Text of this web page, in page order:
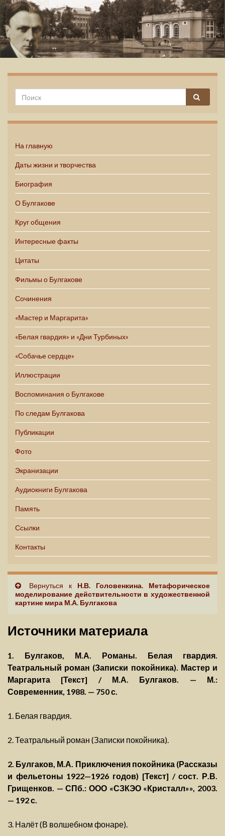
На главную
Даты жизни и творчества
Биография
О Булгакове
Круг общения
Интересные факты
Цитаты
Фильмы о Булгакове
Сочинения
«Мастер и Маргарита»
«Белая гвардия» и «Дни Турбиных»
«Собачье сердце»
Иллюстрации
Воспоминания о Булгакове
По следам Булгакова
Публикации
Фото
Экранизации
Аудиокниги Булгакова
Память
Ссылки
Контакты
Вернуться к Н.В. Головенкина. Метафорическое
моделирование действительности в художественной
картине мира М.А. Булгакова
Источники материала
1. Булгаков, М.А. Романы. Белая гвардия.
Театральный роман (Записки покойника). Мастер и
Маргарита [Текст] / М.А. Булгаков. — М.:
Современник, 1988. — 750 с.
1. Белая гвардия.
2. Театральный роман (Записки покойника).
2. Булгаков, М.А. Приключения покойника (Рассказы
и фельетоны 1922—1926 годов) [Текст] / сост. Р.В.
Грищенков. — СПб.: ООО «СЗКЭО «Кристалл»», 2003.
— 192 с.
3. Налёт (В волшебном фонаре).